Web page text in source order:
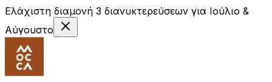
Ελάχιστη διαμονή 3 διανυκτερεύσεων για Ιούλιο &
Αύγουστο